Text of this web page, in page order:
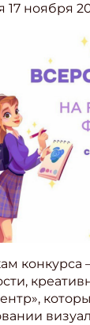
17 ноября
конкурса